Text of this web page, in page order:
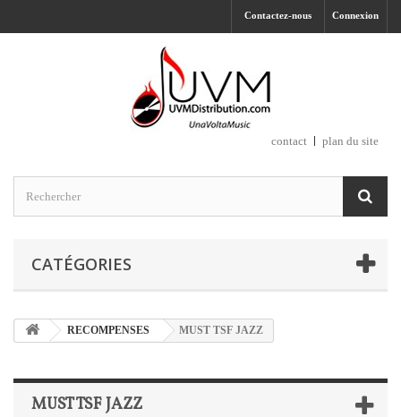
Connexion
Contactez-nous
contact plan du site
CATÉGORIES
RECOMPENSES MUST TSF JAZZ
MUST TSF JAZZ